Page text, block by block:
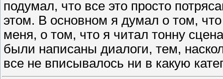
подумал, что все это просто
этом. В основном я думал о том,
меня, о том, что я читал тонну
были написаны диалоги, тем,
все не вписывалось ни в какую